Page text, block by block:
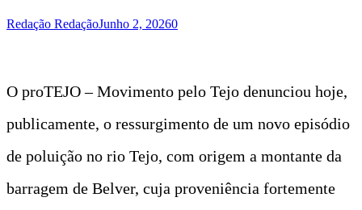
Redação RedaçãoJunho 2, 20260
O proTEJO – Movimento pelo Tejo denunciou hoje,
publicamente, o ressurgimento de um novo episódio
de poluição no rio Tejo, com origem a montante da
barragem de Belver, cuja proveniência fortemente